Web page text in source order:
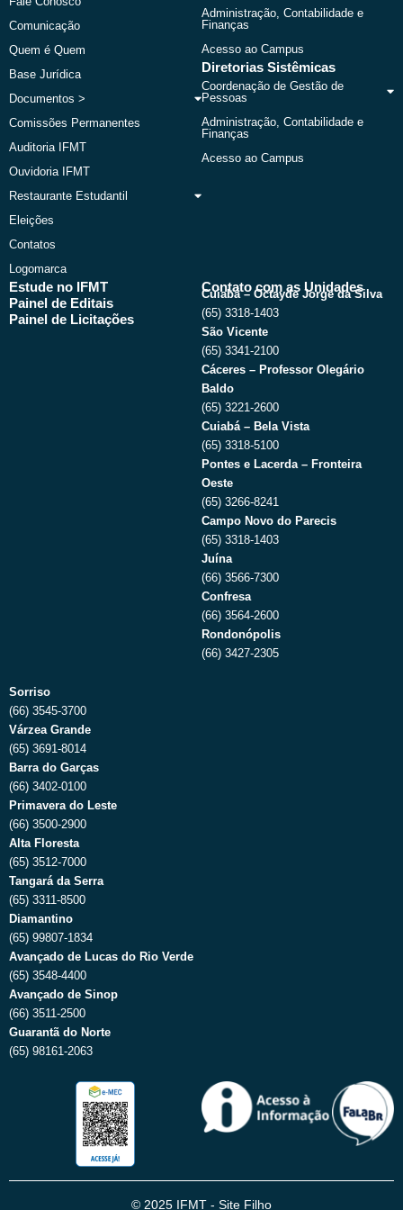
Comunicação
Quem é Quem
Base Jurídica
Documentos >
Comissões Permanentes
Auditoria IFMT
Ouvidoria IFMT
Restaurante Estudantil
Eleições
Contatos
Logomarca
Administração, Contabilidade e
Finanças
Acesso ao Campus
Diretorias Sistêmicas
Coordenação de Gestão de
Pessoas
Administração, Contabilidade e
Finanças
Acesso ao Campus
Estude no IFMT
Painel de Editais
Painel de Licitações
Contato com as Unidades
Cuiabá – Octayde Jorge da Silva
(65) 3318-1403
São Vicente
(65) 3341-2100
Cáceres – Professor Olegário
Baldo
(65) 3221-2600
Cuiabá – Bela Vista
(65) 3318-5100
Pontes e Lacerda – Fronteira
Oeste
(65) 3266-8241
Campo Novo do Parecis
(65) 3318-1403
Juína
(66) 3566-7300
Confresa
(66) 3564-2600
Rondonópolis
(66) 3427-2305
Sorriso
(66) 3545-3700
Várzea Grande
(65) 3691-8014
Barra do Garças
(66) 3402-0100
Primavera do Leste
(66) 3500-2900
Alta Floresta
(65) 3512-7000
Tangará da Serra
(65) 3311-8500
Diamantino
(65) 99807-1834
Avançado de Lucas do Rio Verde
(65) 3548-4400
Avançado de Sinop
(66) 3511-2500
Guarantã do Norte
(65) 98161-2063
© 2025 IFMT - Site Filho